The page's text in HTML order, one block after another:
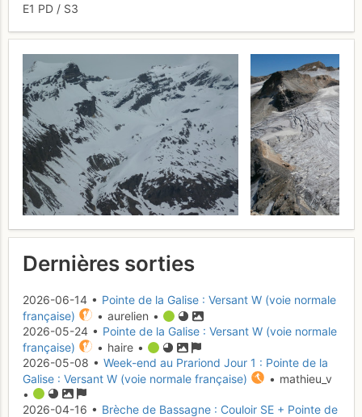
E1 PD / S3
Dernières sorties
2026-06-14 • Pointe de la Galise : Versant W (voie normale
française)
• aurelien •
2026-05-24 • Pointe de la Galise : Versant W (voie normale
française)
• haire •
2026-05-08 • Week-end au Prariond Jour 1 : Pointe de la
Galise : Versant W (voie normale française)
• mathieu_v
•
2026-04-16 • Brèche de Bassagne : Couloir SE + Pointe de